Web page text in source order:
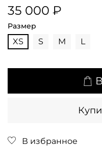
35 000 ₽
Размер
XS S M L
В избранное